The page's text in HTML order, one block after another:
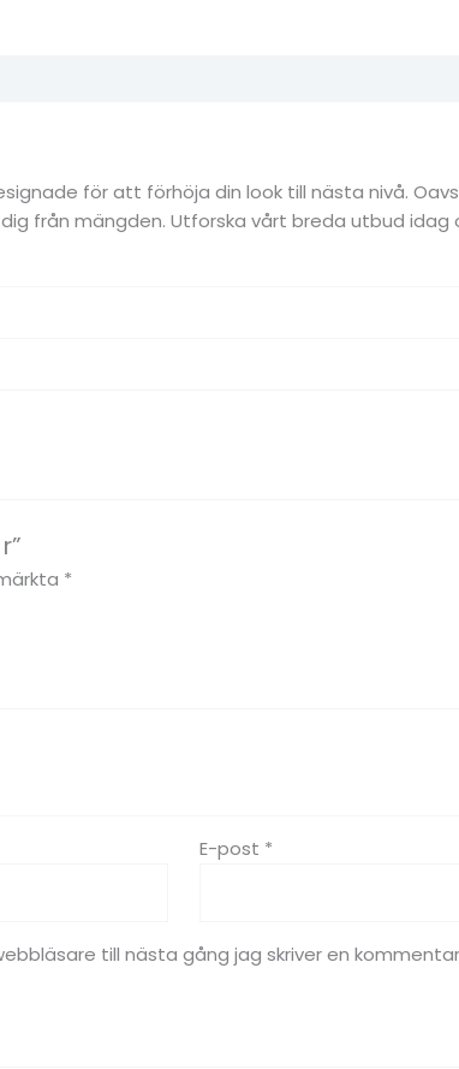
för att förhöja din look till nästa nivå.
från mängden. Utforska vårt breda utbud idag
*
E-post *
till nästa gång jag skriver en